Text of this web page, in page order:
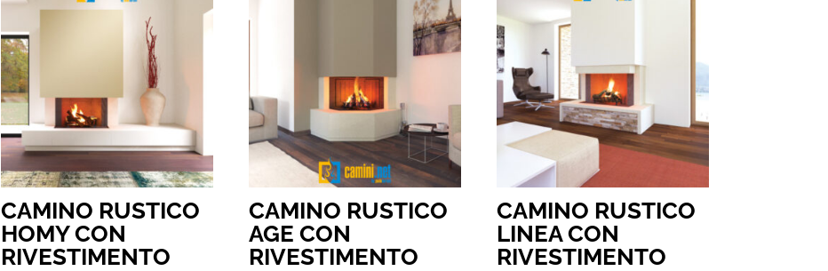
CAMINO RUSTICO
HOMY CON
RIVESTIMENTO
CAMINO RUSTICO
AGE CON
RIVESTIMENTO
CAMINO RUSTICO
LINEA CON
RIVESTIMENTO